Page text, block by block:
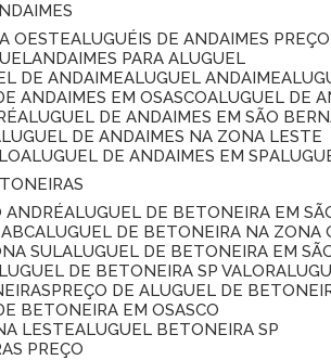
OESTE ALUGUÉIS DE ANDAIMES PREÇO
ANDAIMES PARA ALUGUEL
DE ANDAIME ALUGUEL ANDAIME
ANDAIMES EM OSASCO ALUGUEL DE
ALUGUEL DE ANDAIMES EM SÃO
ALUGUEL DE ANDAIMES NA ZONA LESTE
ALUGUEL DE ANDAIMES EM SP
ANDRÉ ALUGUEL DE BETONEIRA EM
ALUGUEL DE BETONEIRA NA ZONA
SUL ALUGUEL DE BETONEIRA EM
ALUGUEL DE BETONEIRA SP VALOR
PREÇO DE ALUGUEL DE
BETONEIRA EM OSASCO
LESTE ALUGUEL BETONEIRA SP
PREÇO